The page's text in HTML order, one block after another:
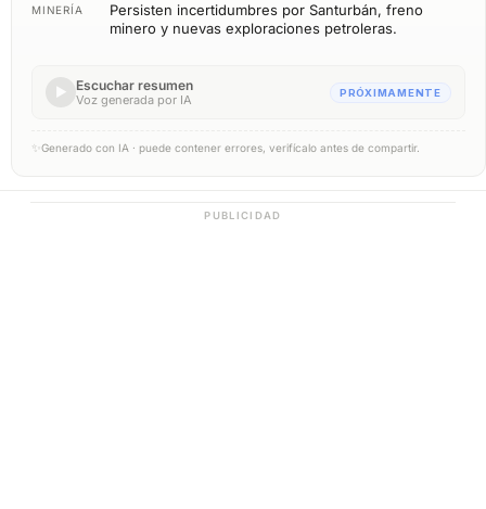
MINERÍA
Persisten incertidumbres por Santurbán, freno
minero y nuevas exploraciones petroleras.
▶ Escuchar resumen
Voz generada por IA PRÓXIMAMENTE
✨ Generado con IA · puede contener errores, verifícalo antes de compartir.
PUBLICIDAD